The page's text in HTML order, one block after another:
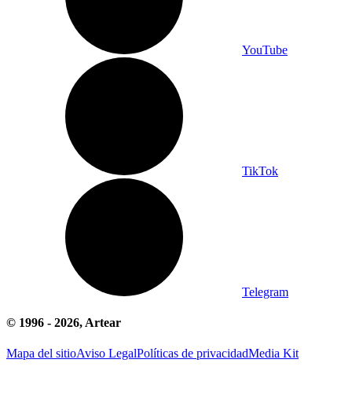
YouTube
TikTok
Telegram
© 1996 - 2026, Artear
Mapa del sitioAviso LegalPolíticas de privacidadMedia Kit